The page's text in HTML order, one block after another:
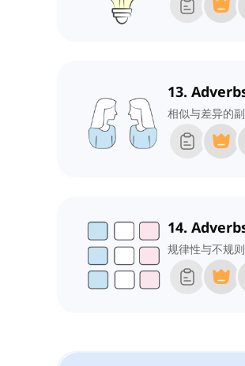
13.
相似与差异的
14.
规律性与不规